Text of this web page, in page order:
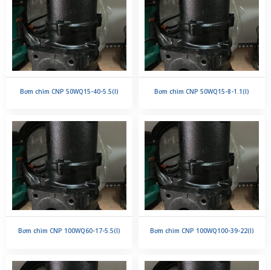
Bơm chìm CNP 50WQ15-40-5.5(I) Bơm chìm CNP 50WQ15-8-1.1(I)
Bơm chìm CNP 100WQ60-17-5.5(I) Bơm chìm CNP 100WQ100-39-22(I)